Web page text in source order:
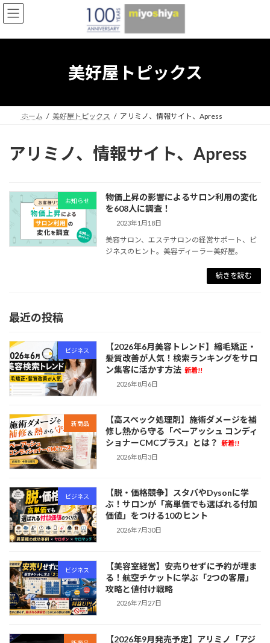
コ
ン
ン
ナ
ビ
ー
美好屋トピックス
ホーム 美好屋トピックス アリミノ、情報サイト、Apress
アリミノ、情報サイト、Apress
お知らせ
物価上昇の影響によるサロン利用の変化
を608人に調査！
2023年1月18日
美容サロン、エステサロンの経営サポート、ビ
ジネスのヒント。美容ディーラー美好屋。
続きを読む
最近の投稿
ビジネス
【2026年6月美容トレンド】縮毛矯正・
髪質改善が人気！検索ランキングをサロ
ン集客に活かす方法 新着!!
2026年8月6日
新商品
【高スペック処理剤】施術ダメージを補
修し熱から守る「ペーアッシュ コンディ
ショナーCMCプラス」とは？
新着!!
2026年8月3日
ビジネス
【脱・価格競争】スタバやDysonに学
ぶ！サロンが「高単価でも選ばれる付加
価値」をつける10のヒント
2026年7月30日
ビジネス
【美容室経営】安売りせずに予約が埋ま
る！航空チケットに学ぶ「2つの客層」
攻略と値付け戦略
2026年7月27日
【2026年9月発売予定】アリミノ「アジ